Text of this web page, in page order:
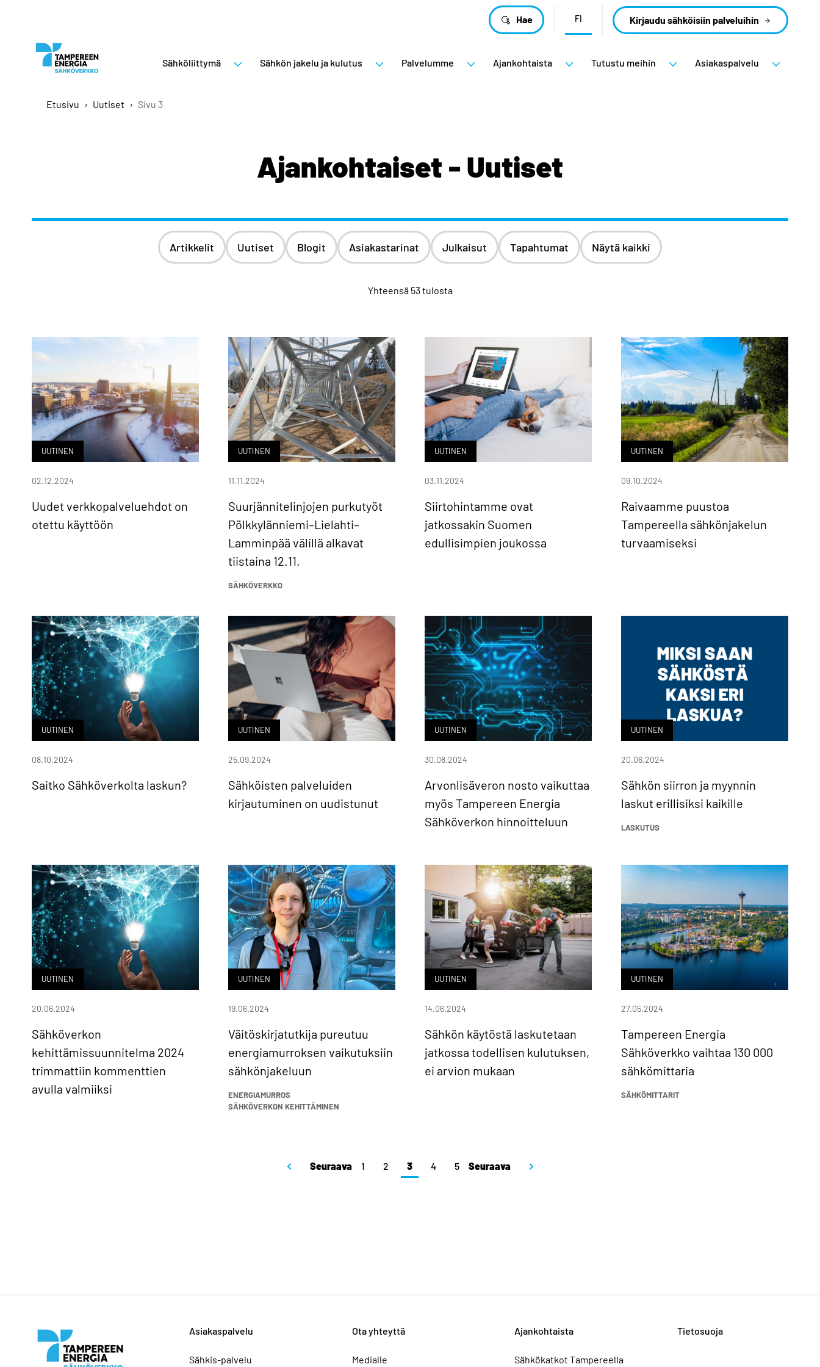
Hae FI Kirjaudu sähköisiin palveluihin
Sähköliittymä Sähkön jakelu ja kulutus Palvelumme Ajankohtaista Tutustu meihin Asiakaspalvelu
Etusivu › Uutiset › Sivu 3
Ajankohtaiset - Uutiset
Artikkelit Uutiset Blogit Asiakastarinat Julkaisut Tapahtumat Näytä kaikki
Yhteensä 53 tulosta
UUTINEN
Uudet verkkopalveluehdot on
otettu käyttöön
02.12.2024
UUTINEN
Suurjännitelinjojen purkutyöt
Pölkkylänniemi–Lielahti–
Lamminpää välillä alkavat
tiistaina 12.11.
11.11.2024
SÄHKÖVERKKO
UUTINEN
Siirtohintamme ovat
jatkossakin Suomen
edullisimpien joukossa
03.11.2024
UUTINEN
Raivaamme puustoa
Tampereella sähkönjakelun
turvaamiseksi
09.10.2024
UUTINEN
Saitko Sähköverkolta laskun?
08.10.2024
UUTINEN
Sähköisten palveluiden
kirjautuminen on uudistunut
25.09.2024
UUTINEN
Arvonlisäveron nosto vaikuttaa
myös Tampereen Energia
Sähköverkon hinnoitteluun
30.08.2024
UUTINEN
Sähkön siirron ja myynnin
laskut erillisiksi kaikille
20.06.2024
LASKUTUS
UUTINEN
Sähköverkon
kehittämissuunnitelma 2024
trimmattiin kommenttien
avulla valmiiksi
20.06.2024
UUTINEN
Väitöskirjatutkija pureutuu
energiamurroksen vaikutuksiin
sähkönjakeluun
19.06.2024
ENERGIAMURROS
SÄHKÖVERKON KEHITTÄMINEN
UUTINEN
Sähkön käytöstä laskutetaan
jatkossa todellisen kulutuksen,
ei arvion mukaan
14.06.2024
UUTINEN
Tampereen Energia
Sähköverkko vaihtaa 130 000
sähkömittaria
27.05.2024
SÄHKÖMITTARIT
Seuraava 1 2 3 4 5 Seuraava
Asiakaspalvelu
Sähkis-palvelu
Ota yhteyttä
Medialle
Ajankohtaista
Sähkökatkot Tampereella
Tietosuoja